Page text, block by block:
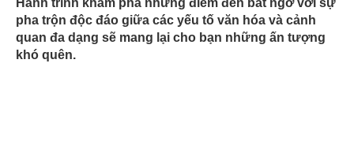
Hành trình khám phá những điểm đến bất ngờ với sự
pha trộn độc đáo giữa các yếu tố văn hóa và cảnh
quan đa dạng sẽ mang lại cho bạn những ấn tượng
khó quên.